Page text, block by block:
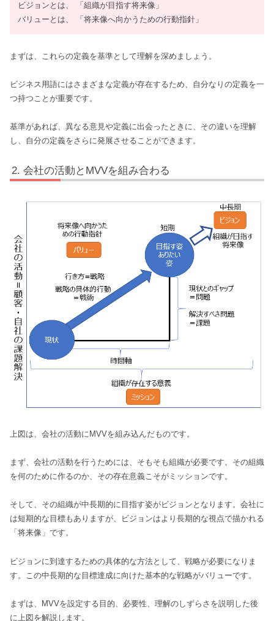
ビジョンとは、 「組織が目指す将来像」
バリューとは、 「将来像へ向かうための行動指針」
まずは、これらの定義を基準として理解を深めましょう。
ビジネス用語にはさまざまな定義が存在するため、自分なりの定義を一
つ持つことが重要です。
基準があれば、異なる意見や定義に出会ったときに、その違いを理解
し、自分の定義をさらに発展させることができます。
会社の活動とMVVを組み合わる
上図は、会社の活動にMVVを組み込んだものです。
まず、会社の活動を行うためには、そもそも組織が必要です。その組織
を何のために作るのか、その存在意義こそがミッションです。
そして、その組織が中長期的に目指す姿がビジョンとなります。会社に
は短期的な目標もありますが、ビジョンはより長期的な視点で描かれる
「将来像」です。
ビジョンに到達するための具体的な方法として、戦略が必要になりま
す。この中長期的な目標達成に向けた基本的な戦略がバリューです。
まずは、MVVを設定する目的、必要性、理解のしずらさを説明した後
に上図を解説します。